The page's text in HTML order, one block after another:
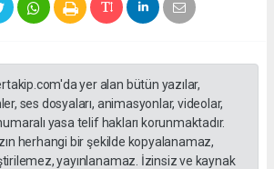
yer alan bütün yazılar,
ses dosyaları, animasyonlar, videolar,
yasa telif hakları korunmaktadır.
herhangi bir şekilde kopyalanamaz,
yayınlanamaz. İzinsiz ve kaynak